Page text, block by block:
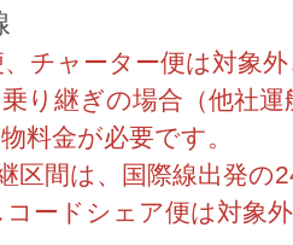
チャーター便は対象
り継ぎの場合（他社
料金が必要です。
区間は、国際線出発の
ードシェア便は対象